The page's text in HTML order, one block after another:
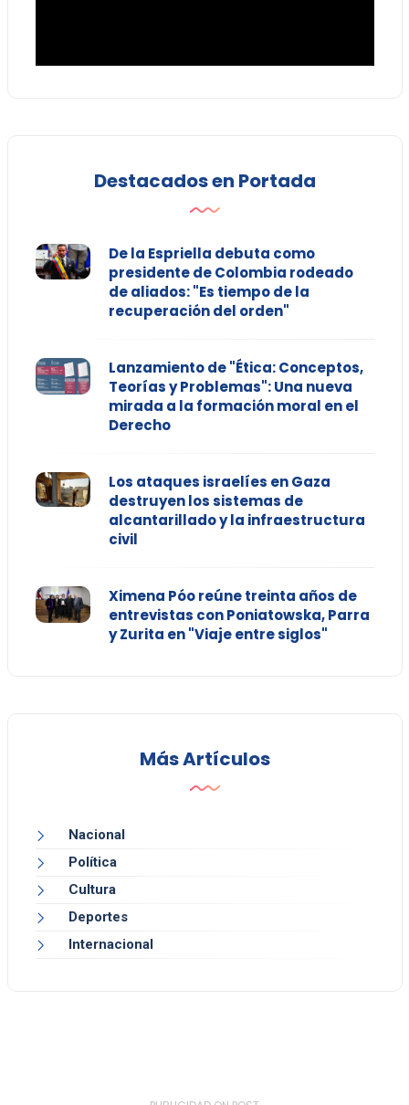
Destacados en Portada
De la Espriella debuta como
presidente de Colombia rodeado
de aliados: "Es tiempo de la
recuperación del orden"
Lanzamiento de "Ética: Conceptos,
Teorías y Problemas": Una nueva
mirada a la formación moral en el
Derecho
Los ataques israelíes en Gaza
destruyen los sistemas de
alcantarillado y la infraestructura
civil
Ximena Póo reúne treinta años de
entrevistas con Poniatowska, Parra
y Zurita en "Viaje entre siglos"
Más Artículos
Nacional
Política
Cultura
Deportes
Internacional